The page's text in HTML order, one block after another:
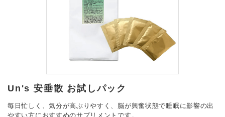
Un's 安垂散 お試しパック
毎日忙しく、気分が高ぶりやすく、脳が興奮状態で睡眠に影響の出
やすい方におすすめのサプリメントです。